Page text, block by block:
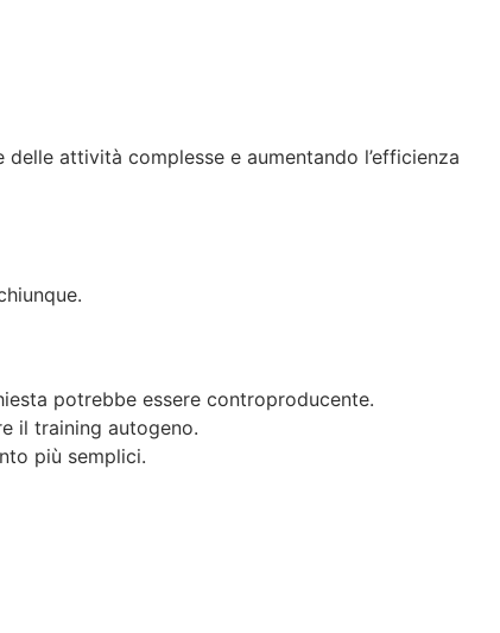
attività complesse e aumentando l’efficienza
potrebbe essere controproducente.
il training autogeno.
più semplici.